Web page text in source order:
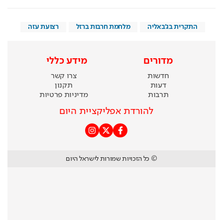
התקרית בג'באליה מלחמת חרבות ברזל רצועת עזה
מדורים
חדשות
דעות
תרבות
מידע כללי
צרו קשר
תקנון
מדיניות פרטיות
להורדת אפליקציית היום
© כל הזכויות שמורות לישראל היום